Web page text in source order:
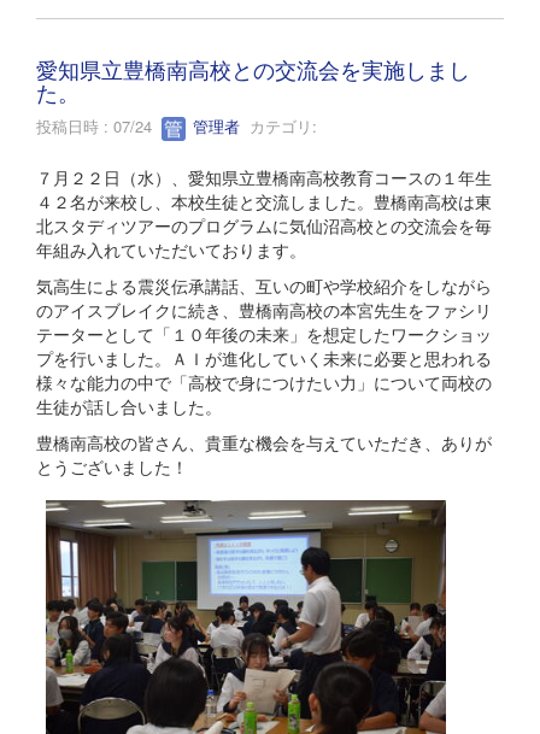
愛知県立豊橋南高校との交流会を実施しまし
た。
投稿日時 : 07/24 管理者 カテゴリ:
７月２２日（水）、愛知県立豊橋南高校教育コースの１年生
４２名が来校し、本校生徒と交流しました。豊橋南高校は東
北スタディツアーのプログラムに気仙沼高校との交流会を毎
年組み入れていただいております。
気高生による震災伝承講話、互いの町や学校紹介をしながら
のアイスブレイクに続き、豊橋南高校の本宮先生をファシリ
テーターとして「１０年後の未来」を想定したワークショッ
プを行いました。ＡＩが進化していく未来に必要と思われる
様々な能力の中で「高校で身につけたい力」について両校の
生徒が話し合いました。
豊橋南高校の皆さん、貴重な機会を与えていただき、ありが
とうございました！